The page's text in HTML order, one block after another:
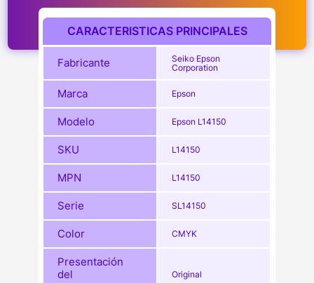
CARACTERISTICAS PRINCIPALES
Fabricante
Seiko Epson
Corporation
Marca Epson
Modelo Epson L14150
SKU L14150
MPN L14150
Serie SL14150
Color CMYK
Presentación
del
Original